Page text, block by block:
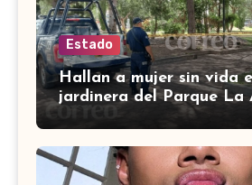
Estado
Hallan a mujer sin vida
jardinera del Parque La
Doctor Mora